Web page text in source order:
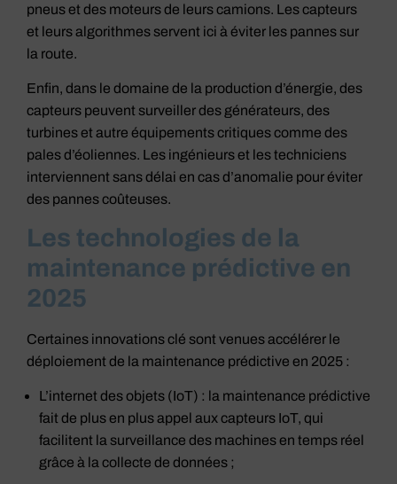
pneus et des moteurs de leurs camions. Les capteurs
et leurs algorithmes servent ici à éviter les pannes sur
la route.
Enfin, dans le domaine de la production d’énergie, des
capteurs peuvent surveiller des générateurs, des
turbines et autre équipements critiques comme des
pales d’éoliennes. Les ingénieurs et les techniciens
interviennent sans délai en cas d’anomalie pour éviter
des pannes coûteuses.
Les technologies de la
maintenance prédictive en
2025
Certaines innovations clé sont venues accélérer le
déploiement de la maintenance prédictive en 2025 :
L’internet des objets (IoT) : la maintenance prédictive
fait de plus en plus appel aux capteurs IoT, qui
facilitent la surveillance des machines en temps réel
grâce à la collecte de données ;